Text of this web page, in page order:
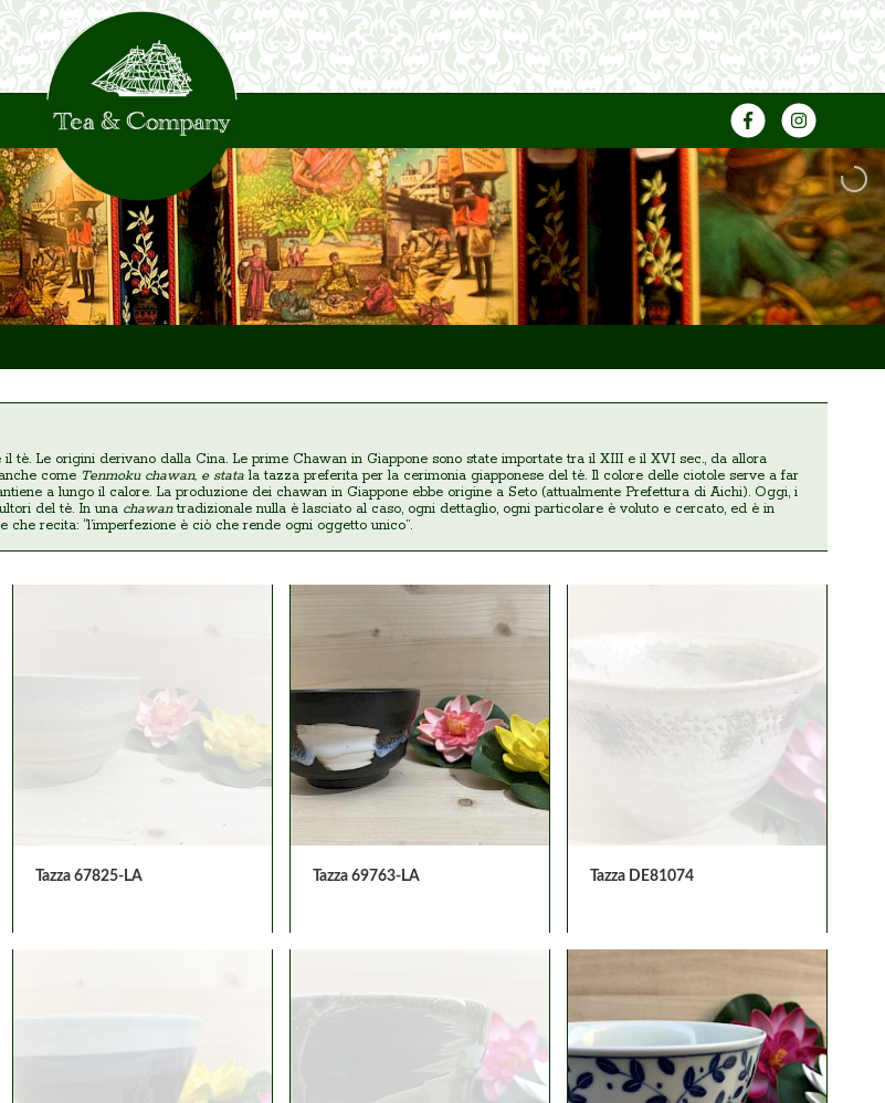
tè. Le origini derivano dalla Cina. Le prime Chawan in Giappone sono state importate tra il XIII e il XVI sec., da allora
come Tenmoku chawan, e stata la tazza preferita per la cerimonia giapponese del tè. Il colore delle ciotole serve a far
a lungo il calore. La produzione dei chawan in Giappone ebbe origine a Seto (attualmente Prefettura di Aichi). Oggi, i
del tè. In una chawantradizionale nulla è lasciato al caso, ogni dettaglio, ogni particolare è voluto e cercato, ed è in
recita: “l’imperfezione è ciò che rende ogni oggetto unico”.
Tazza 67825-LA Tazza 69763-LA Tazza DE81074